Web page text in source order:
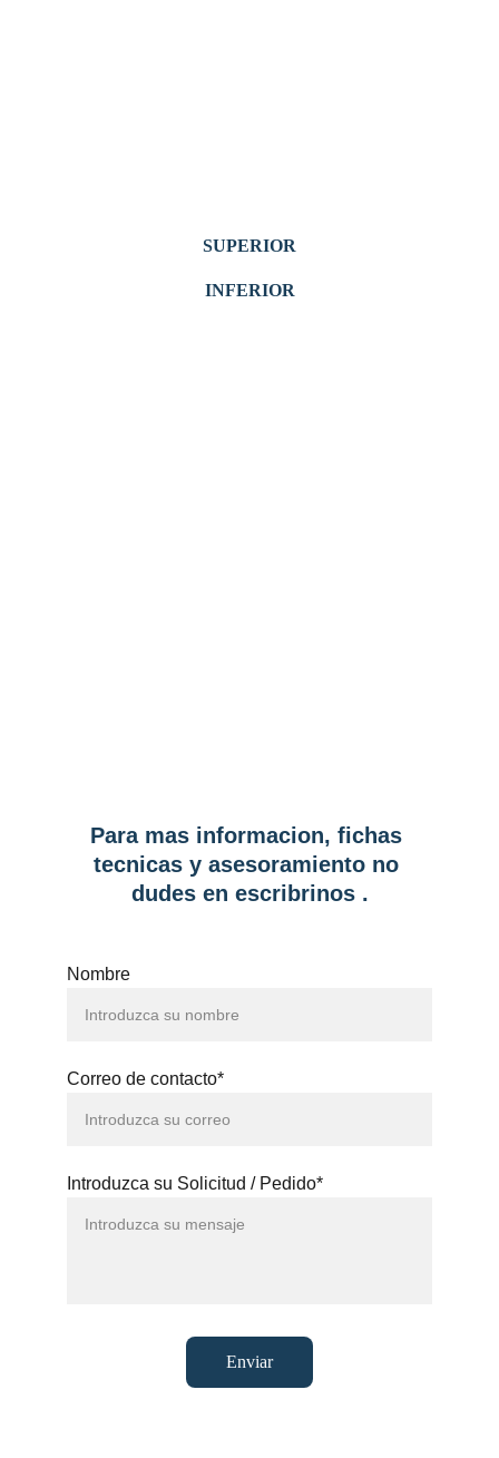
SUPERIOR
INFERIOR
Para mas informacion, fichas
tecnicas y asesoramiento no
dudes en escribrinos .
Nombre
Correo de contacto*
Introduzca su Solicitud / Pedido*
Enviar